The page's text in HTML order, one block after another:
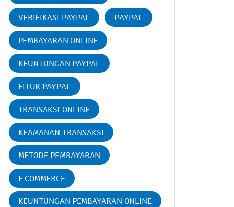
VERIFIKASI PAYPAL PAYPAL
PEMBAYARAN ONLINE
KEUNTUNGAN PAYPAL
FITUR PAYPAL
TRANSAKSI ONLINE
KEAMANAN TRANSAKSI
METODE PEMBAYARAN
E COMMERCE
KEUNTUNGAN PEMBAYARAN ONLINE